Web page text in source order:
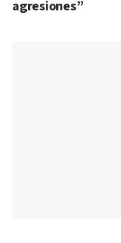
agresiones”